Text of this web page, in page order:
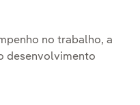
no trabalho, a
desenvolvimento